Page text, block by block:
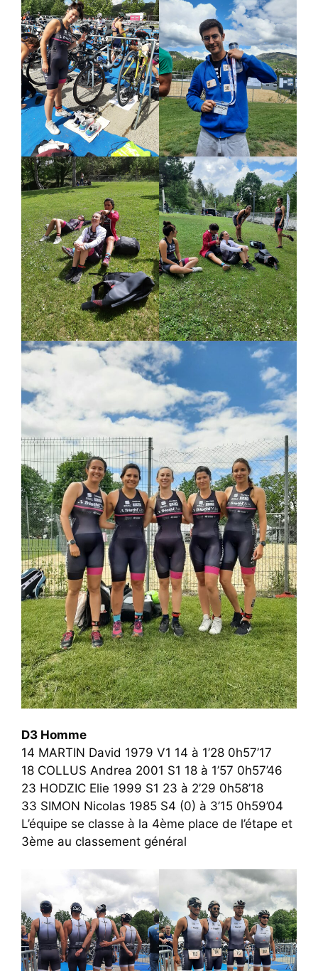
D3 Homme
14 MARTIN David 1979 V1 14 à 1’28 0h57’17
18 COLLUS Andrea 2001 S1 18 à 1’57 0h57’46
23 HODZIC Elie 1999 S1 23 à 2’29 0h58’18
33 SIMON Nicolas 1985 S4 (0) à 3’15 0h59’04
L’équipe se classe à la 4ème place de l’étape et
3ème au classement général